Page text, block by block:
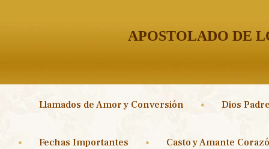
APOSTOLADO DE
Llamados de Amor y Conversión Dios
Fechas Importantes Casto y Amante